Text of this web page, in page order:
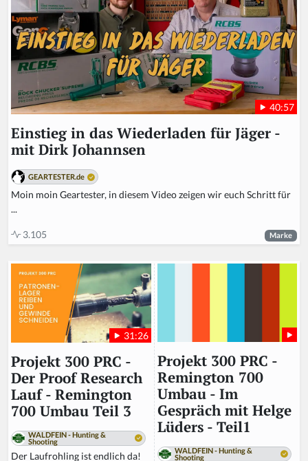
40:57
Einstieg in das Wiederladen für Jäger -
mit Dirk Johannsen
GEARTESTER.de
Moin moin Geartester, in diesem Video zeigen wir euch Schritt für
...
3.105 Marke
31:26
Projekt 300 PRC -
Der Proof Research
Lauf - Remington
700 Umbau Teil 3
WALDFEIN - Hunting &
Shooting
Der Laufrohling ist endlich da!
Projekt 300 PRC -
Remington 700
Umbau - Im
Gespräch mit Helge
Lüders - Teil1
WALDFEIN - Hunting &
Shooting